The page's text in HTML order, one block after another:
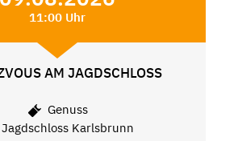
11:00 Uhr
AM JAGDSCHLOSS
Genuss
Jagdschloss Karlsbrunn